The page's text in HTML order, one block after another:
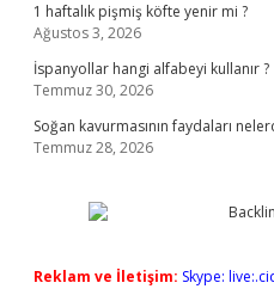
1 haftalık pişmiş köfte yenir mi ?
Ağustos 3, 2026
İspanyollar hangi alfabeyi kullanır ?
Temmuz 30, 2026
Soğan kavurmasının faydaları
Temmuz 28, 2026
Reklam ve İletişim: Skype: